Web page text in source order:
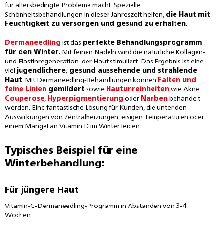
für altersbedingte Probleme macht. Spezielle
Schönheitsbehandlungen in dieser Jahreszeit helfen, die Haut mit
Feuchtigkeit zu versorgen und gesund zu erhalten.
Dermaneedling ist das perfekte Behandlungsprogramm
für den Winter. Mit feinen Nadeln wird die natürliche Kollagen-
und Elastinregeneration der Haut stimuliert. Das Ergebnis ist eine
viel jugendlichere, gesund aussehende und strahlende
Haut. Mit Dermaneedling-Behandlungen können Falten und
feine Linien gemildert sowie Hautunreinheiten wie Akne,
Couperose, Hyperpigmentierung oder Narben behandelt
werden. Eine fantastische Lösung für Kunden, die unter den
Auswirkungen von Zentralheizungen, eisigen Temperaturen oder
einem Mangel an Vitamin D im Winter leiden.
Typisches Beispiel für eine
Winterbehandlung:
Für jüngere Haut
Vitamin-C-Dermaneedling-Programm in Abständen von 3-4
Wochen.